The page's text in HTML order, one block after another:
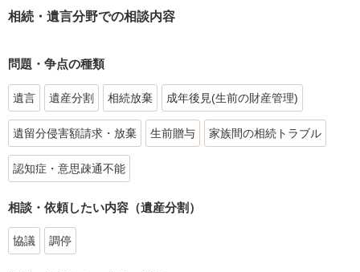
相続・遺言分野での相談内容
問題・争点の種類
遺言 遺産分割 相続放棄 成年後見(生前の財産管理)
遺留分侵害額請求・放棄 生前贈与 家族間の相続トラブル
認知症・意思疎通不能
相談・依頼したい内容（遺産分割）
協議 調停